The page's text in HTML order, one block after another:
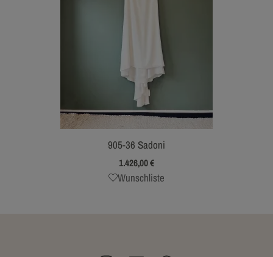
905-36 Sadoni
1.426,00€
Wunschliste